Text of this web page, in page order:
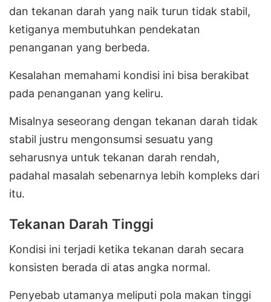
dan tekanan darah yang naik turun tidak stabil,
ketiganya membutuhkan pendekatan
penanganan yang berbeda.
Kesalahan memahami kondisi ini bisa berakibat
pada penanganan yang keliru.
Misalnya seseorang dengan tekanan darah tidak
stabil justru mengonsumsi sesuatu yang
seharusnya untuk tekanan darah rendah,
padahal masalah sebenarnya lebih kompleks dari
itu.
Tekanan Darah Tinggi
Kondisi ini terjadi ketika tekanan darah secara
konsisten berada di atas angka normal.
Penyebab utamanya meliputi pola makan tinggi